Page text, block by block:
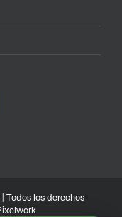
Todos los derechos